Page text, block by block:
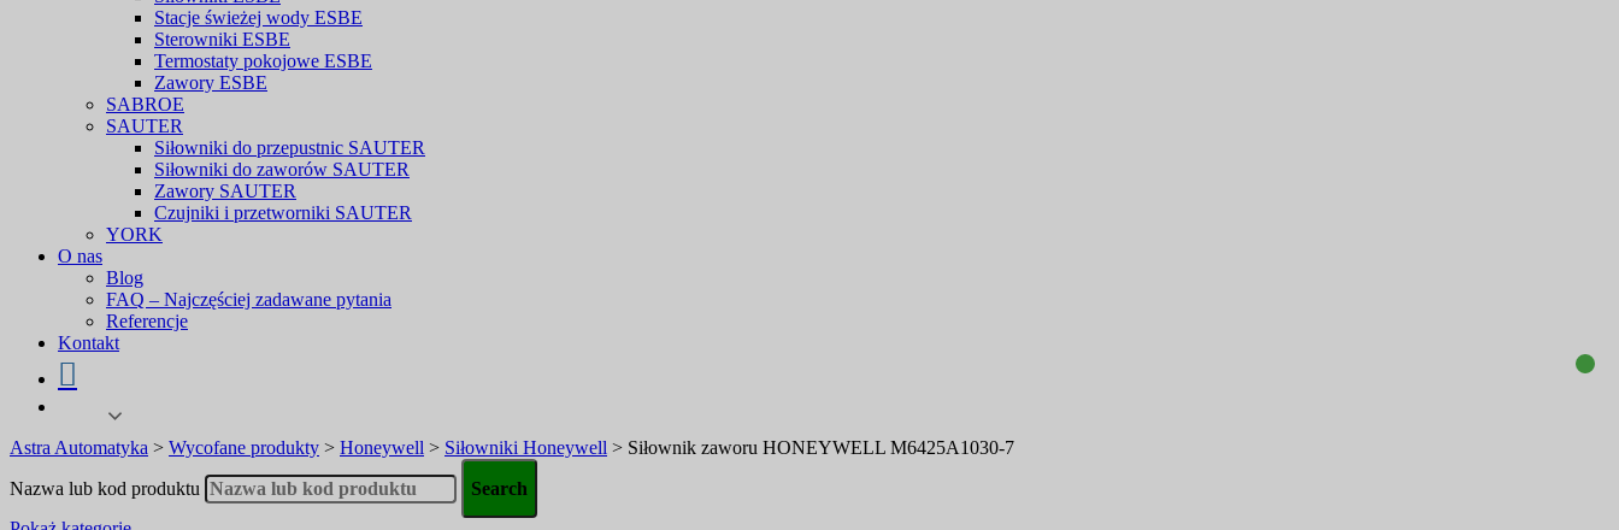
Stacje świeżej wody ESBE
Sterowniki ESBE
Termostaty pokojowe ESBE
Zawory ESBE
SABROE
SAUTER
Siłowniki do przepustnic SAUTER
Siłowniki do zaworów SAUTER
Zawory SAUTER
Czujniki i przetworniki SAUTER
YORK
O nas
Blog
FAQ – Najczęściej zadawane pytania
Referencje
Kontakt
Astra Automatyka > Wycofane produkty > Honeywell > Siłowniki Honeywell > Siłownik zaworu HONEYWELL M6425A1030-7
Nazwa lub kod produktu